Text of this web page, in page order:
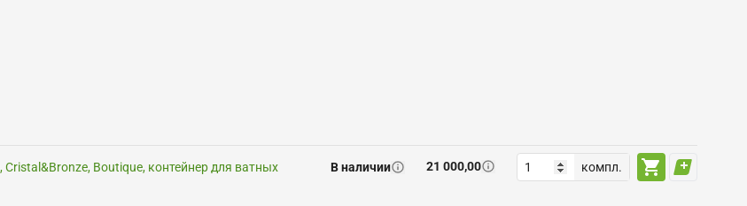
Cristal&Bronze, Boutique, контейнер для ватных
В наличии 21 000,00 компл.